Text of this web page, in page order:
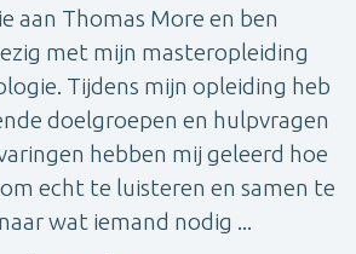
aan Thomas More en ben
met mijn masteropleiding
Tijdens mijn opleiding heb
doelgroepen en hulpvragen
hebben mij geleerd hoe
echt te luisteren en samen te
wat iemand nodig ...